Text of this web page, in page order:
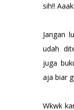
sih!!
Jangan
udah
juga
aja biar
Wkwk